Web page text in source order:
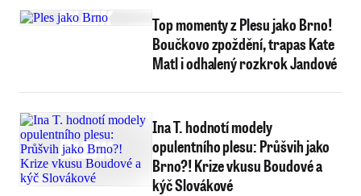
Top momenty z Plesu jako Brno!
Boučkovo zpoždění, trapas Kate
Matl i odhalený rozkrok Jandové
Ina T. hodnotí modely
opulentního plesu: Průšvih jako
Brno?! Krize vkusu Boudové a
kýč Slovákové